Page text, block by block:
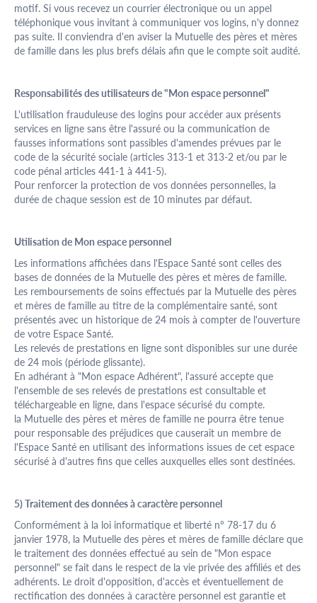
motif. Si vous recevez un courrier électronique ou un appel
téléphonique vous invitant à communiquer vos logins, n'y donnez
pas suite. Il conviendra d'en aviser la Mutuelle des pères et mères
de famille dans les plus brefs délais afin que le compte soit audité.
Responsabilités des utilisateurs de "Mon espace personnel"
L'utilisation frauduleuse des logins pour accéder aux présents
services en ligne sans être l'assuré ou la communication de
fausses informations sont passibles d'amendes prévues par le
code de la sécurité sociale (articles 313-1 et 313-2 et/ou par le
code pénal articles 441-1 à 441-5).
Pour renforcer la protection de vos données personnelles, la
durée de chaque session est de 10 minutes par défaut.
Utilisation de Mon espace personnel
Les informations affichées dans l'Espace Santé sont celles des
bases de données de la Mutuelle des pères et mères de famille.
Les remboursements de soins effectués par la Mutuelle des pères
et mères de famille au titre de la complémentaire santé, sont
présentés avec un historique de 24 mois à compter de l'ouverture
de votre Espace Santé.
Les relevés de prestations en ligne sont disponibles sur une durée
de 24 mois (période glissante).
En adhérant à "Mon espace Adhérent", l'assuré accepte que
l'ensemble de ses relevés de prestations est consultable et
téléchargeable en ligne, dans l'espace sécurisé du compte.
la Mutuelle des pères et mères de famille ne pourra être tenue
pour responsable des préjudices que causerait un membre de
l'Espace Santé en utilisant des informations issues de cet espace
sécurisé à d'autres fins que celles auxquelles elles sont destinées.
5) Traitement des données à caractère personnel
Conformément à la loi informatique et liberté n° 78-17 du 6
janvier 1978, la Mutuelle des pères et mères de famille déclare que
le traitement des données effectué au sein de "Mon espace
personnel" se fait dans le respect de la vie privée des affiliés et des
adhérents. Le droit d'opposition, d'accès et éventuellement de
rectification des données à caractère personnel est garantie et